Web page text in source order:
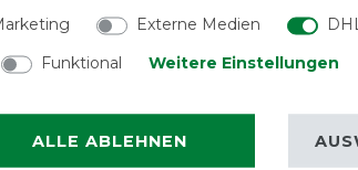
verschiedenen
Externe Medien
Funktional Weitere Einstellungen
ALLE ABLEHNEN